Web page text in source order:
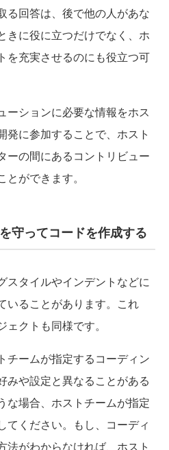
る回答は、後で他の人があな
きに役に立つだけでなく、ホ
を充実させるのにも役立つ可
ションに必要な情報をホス
発に参加することで、ホスト
ーの間にあるコントリビュー
ができます。
守ってコードを作成する
スタイルやインデントなどに
いることがあります。これ
クトも同様です。
チームが指定するコーディン
みや設定と異なることがある
な場合、ホストチームが指定
てください。もし、コーディ
法がわからなければ、ホスト